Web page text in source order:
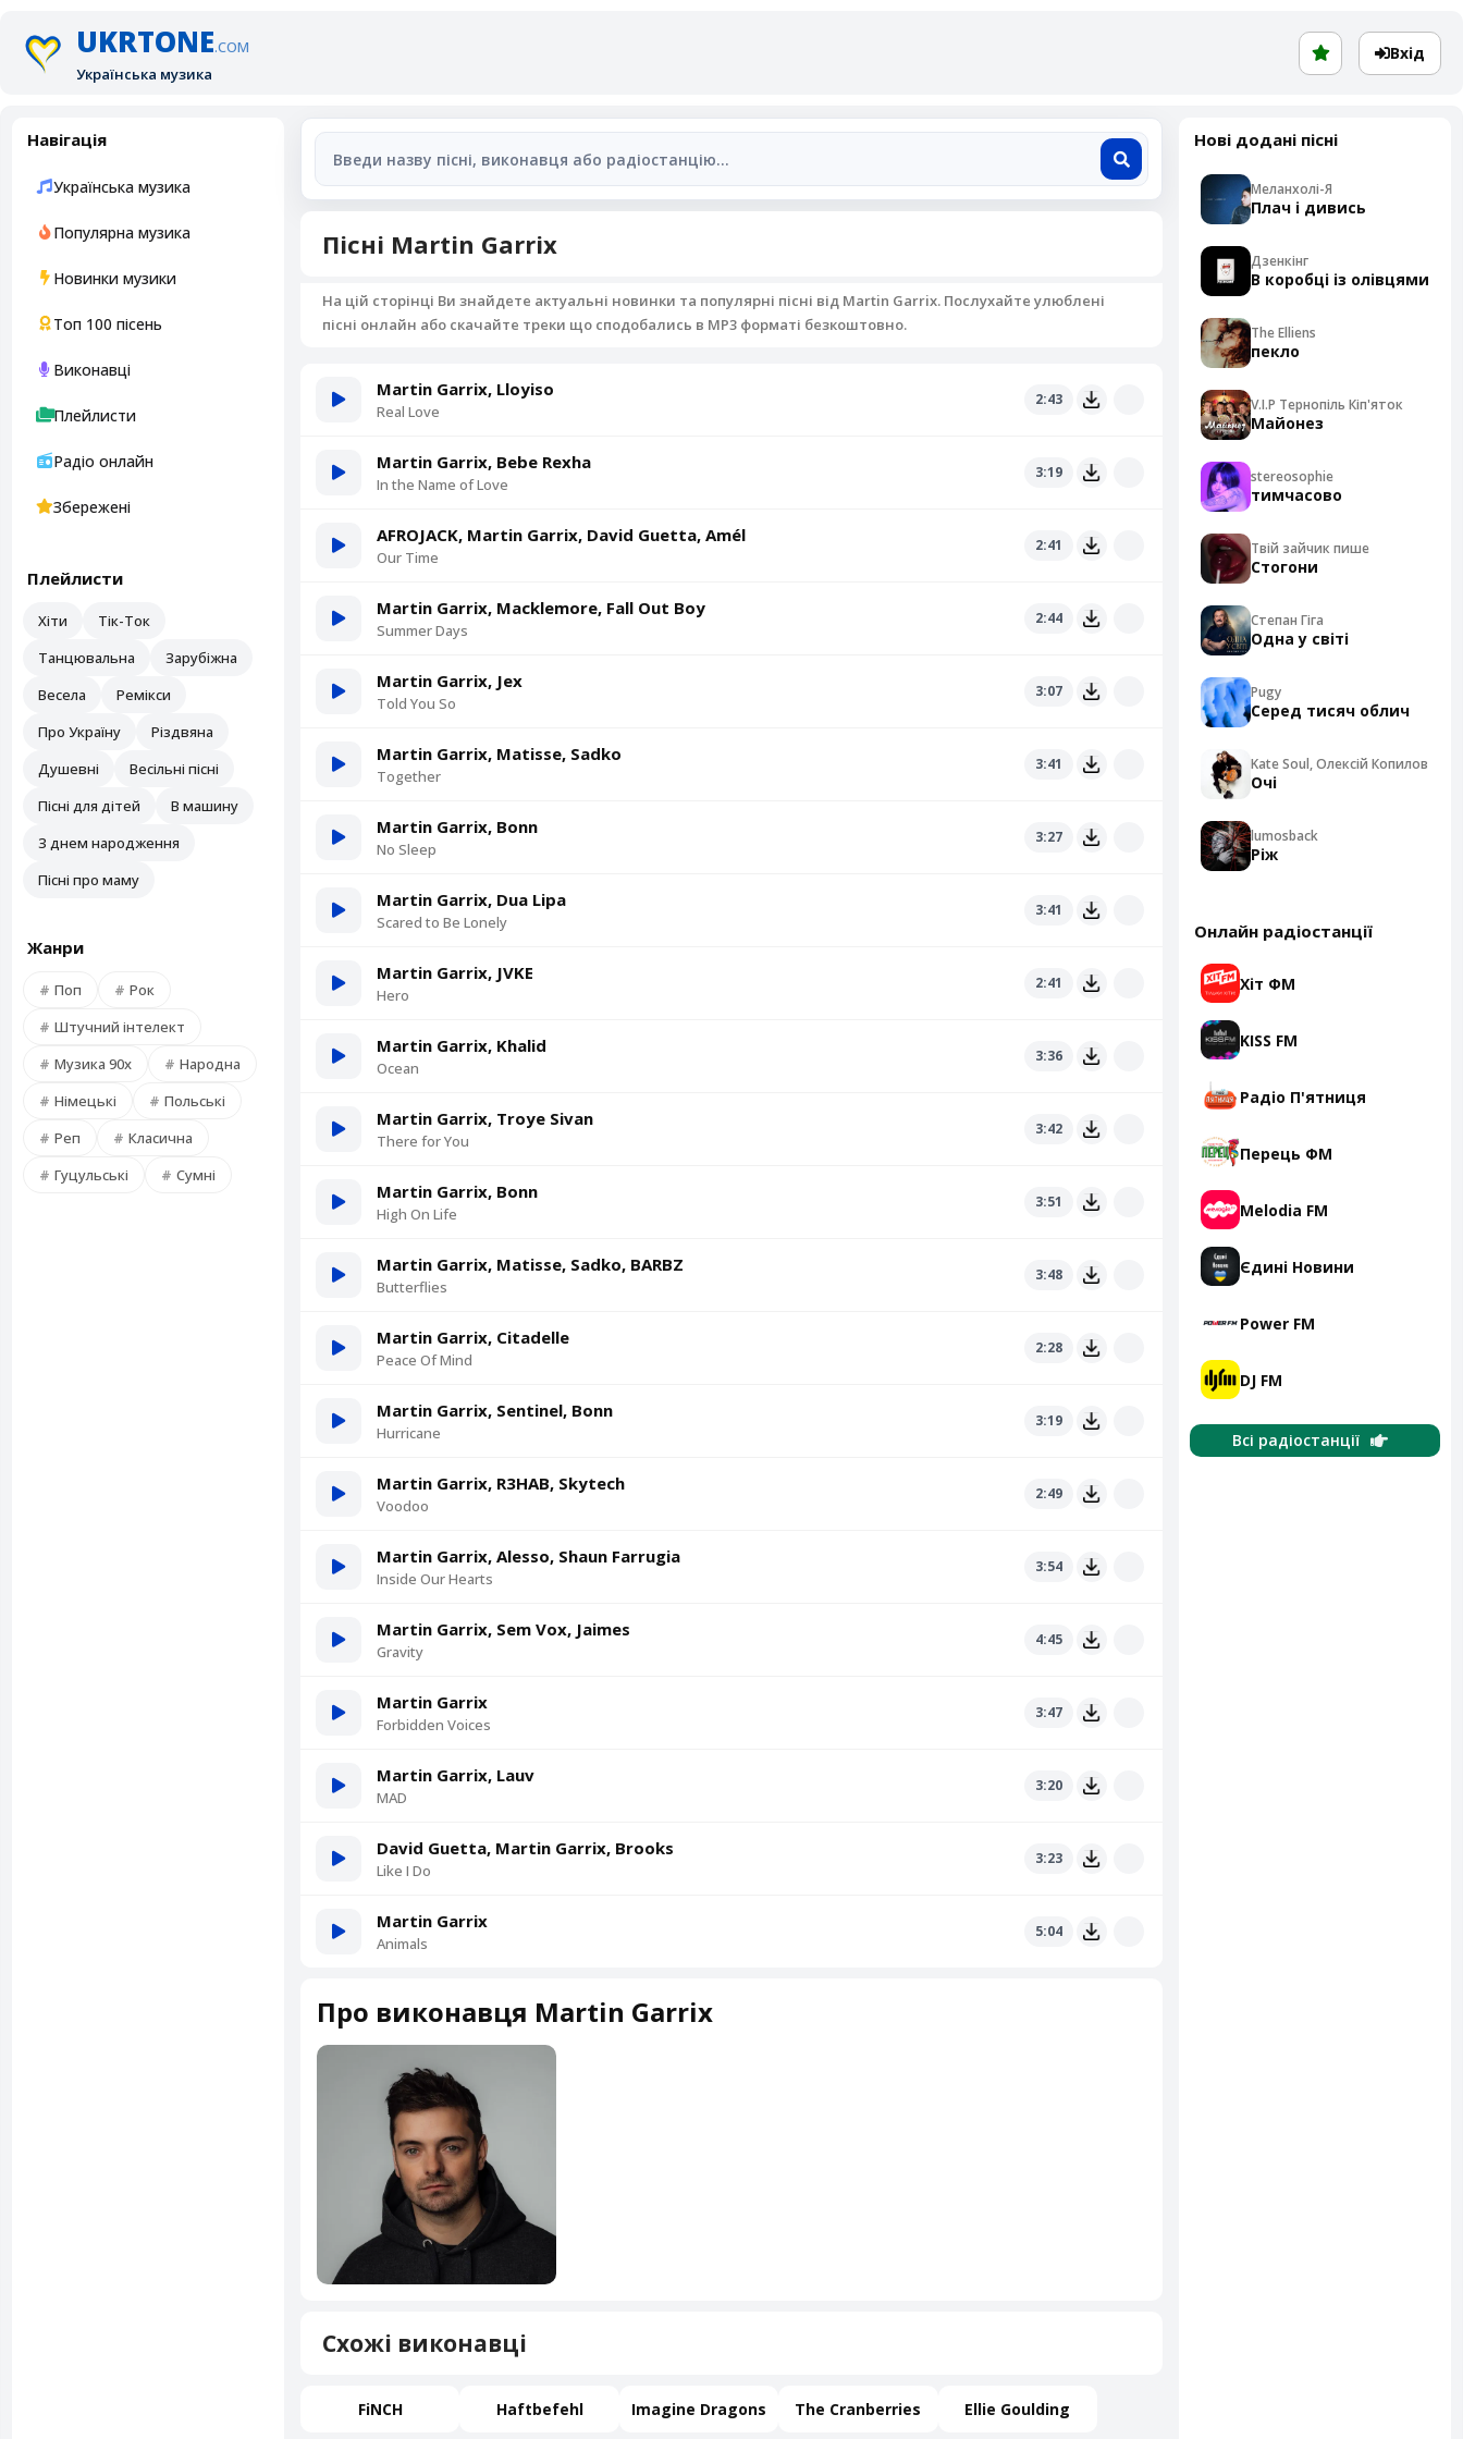
UKRTONE.COM
Українська музика
Вхід
Навігація
Українська музика
Популярна музика
Новинки музики
Топ 100 пісень
Виконавці
Плейлисти
Радіо онлайн
Збережені
Плейлисти
Хіти
Тік-Ток
Танцювальна
Зарубіжна
Весела
Ремікси
Про Україну
Різдвяна
Душевні
Весільні пісні
Пісні для дітей
В машину
З днем народження
Пісні про маму
Жанри
Поп
Рок
Штучний інтелект
Музика 90х
Народна
Німецькі
Польські
Реп
Класична
Гуцульські
Сумні
Пісні Martin Garrix
На цій сторінці Ви знайдете актуальні новинки та популярні пісні від Martin Garrix. Послухайте улюблені
пісні онлайн або скачайте треки що сподобались в MP3 форматі безкоштовно.
Martin Garrix, Lloyiso
Real Love
2:43
Martin Garrix, Bebe Rexha
In the Name of Love
3:19
AFROJACK, Martin Garrix, David Guetta, Amél
Our Time
2:41
Martin Garrix, Macklemore, Fall Out Boy
Summer Days
2:44
Martin Garrix, Jex
Told You So
3:07
Martin Garrix, Matisse, Sadko
Together
3:41
Martin Garrix, Bonn
No Sleep
3:27
Martin Garrix, Dua Lipa
Scared to Be Lonely
3:41
Martin Garrix, JVKE
Hero
2:41
Martin Garrix, Khalid
Ocean
3:36
Martin Garrix, Troye Sivan
There for You
3:42
Martin Garrix, Bonn
High On Life
3:51
Martin Garrix, Matisse, Sadko, BARBZ
Butterflies
3:48
Martin Garrix, Citadelle
Peace Of Mind
2:28
Martin Garrix, Sentinel, Bonn
Hurricane
3:19
Martin Garrix, R3HAB, Skytech
Voodoo
2:49
Martin Garrix, Alesso, Shaun Farrugia
Inside Our Hearts
3:54
Martin Garrix, Sem Vox, Jaimes
Gravity
4:45
Martin Garrix
Forbidden Voices
3:47
Martin Garrix, Lauv
MAD
3:20
David Guetta, Martin Garrix, Brooks
Like I Do
3:23
Martin Garrix
Animals
5:04
Про виконавця Martin Garrix
Схожі виконавці
FiNCH Haftbefehl Imagine Dragons The Cranberries Ellie Goulding
Нові додані пісні
Меланхолі-Я
Плач і дивись
Дзенкінг
В коробці із олівцями
The Elliens
пекло
V.I.P Тернопіль Кіп'яток
Майонез
stereosophie
тимчасово
Твій зайчик пише
Стогони
Степан Гіга
Одна у світі
Pugy
Серед тисяч облич
Kate Soul, Олексій Копилов
Очі
lumosback
Ріж
Онлайн радіостанції
Хіт ФМ
KISS FM
Радіо П'ятниця
Перець ФМ
Melodia FM
Єдині Новини
Power FM
DJ FM
Всі радіостанції